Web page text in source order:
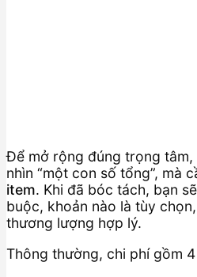
Để mở rộng đúng trọng tâm,
nhìn “một con số tổng”, mà
item. Khi đã bóc tách, bạn
buộc, khoản nào là tùy
thương lượng hợp lý.
Thông thường, chi phí gồm